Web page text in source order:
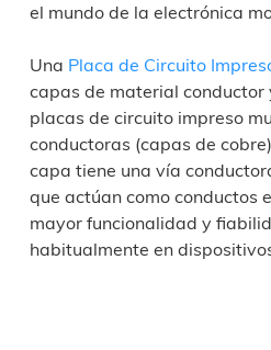
el mundo de la electrónica
Una Placa de Circuito
capas de material
placas de circuito impreso
conductoras (capas de
capa tiene una vía
que actúan como conductos
mayor funcionalidad y
habitualmente en